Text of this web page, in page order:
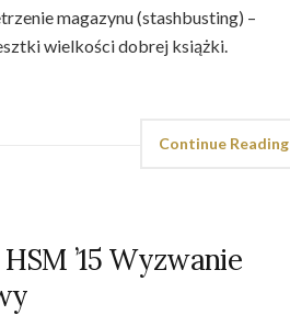
magazynu (stashbusting) –
wielkości dobrej książki.
Continue Reading
’15 Wyzwanie